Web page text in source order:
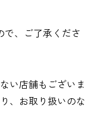
で、ご了承くださ
い店舗もございま
、お取り扱いのな